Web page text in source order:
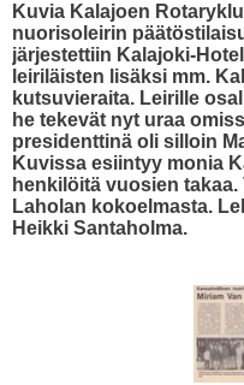
Kuvia Kalajoen
nuorisoleirin
järjestettiin Kalajoki-
leiriläisten lisäksi mm.
kutsuvieraita. Leirille
he tekevät nyt uraa
presidenttinä oli silloin
Kuvissa esiintyy monia
henkilöitä vuosien
Laholan kokoelmasta.
Heikki Santaholma.